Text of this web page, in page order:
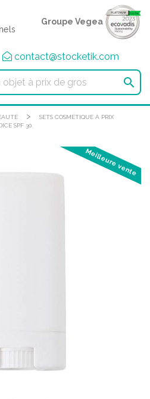
Groupe Vegea
contact@stocketik.com

>
SETS COSMÉTIQUE À PRIX
SPF 30.
Meilleure vente